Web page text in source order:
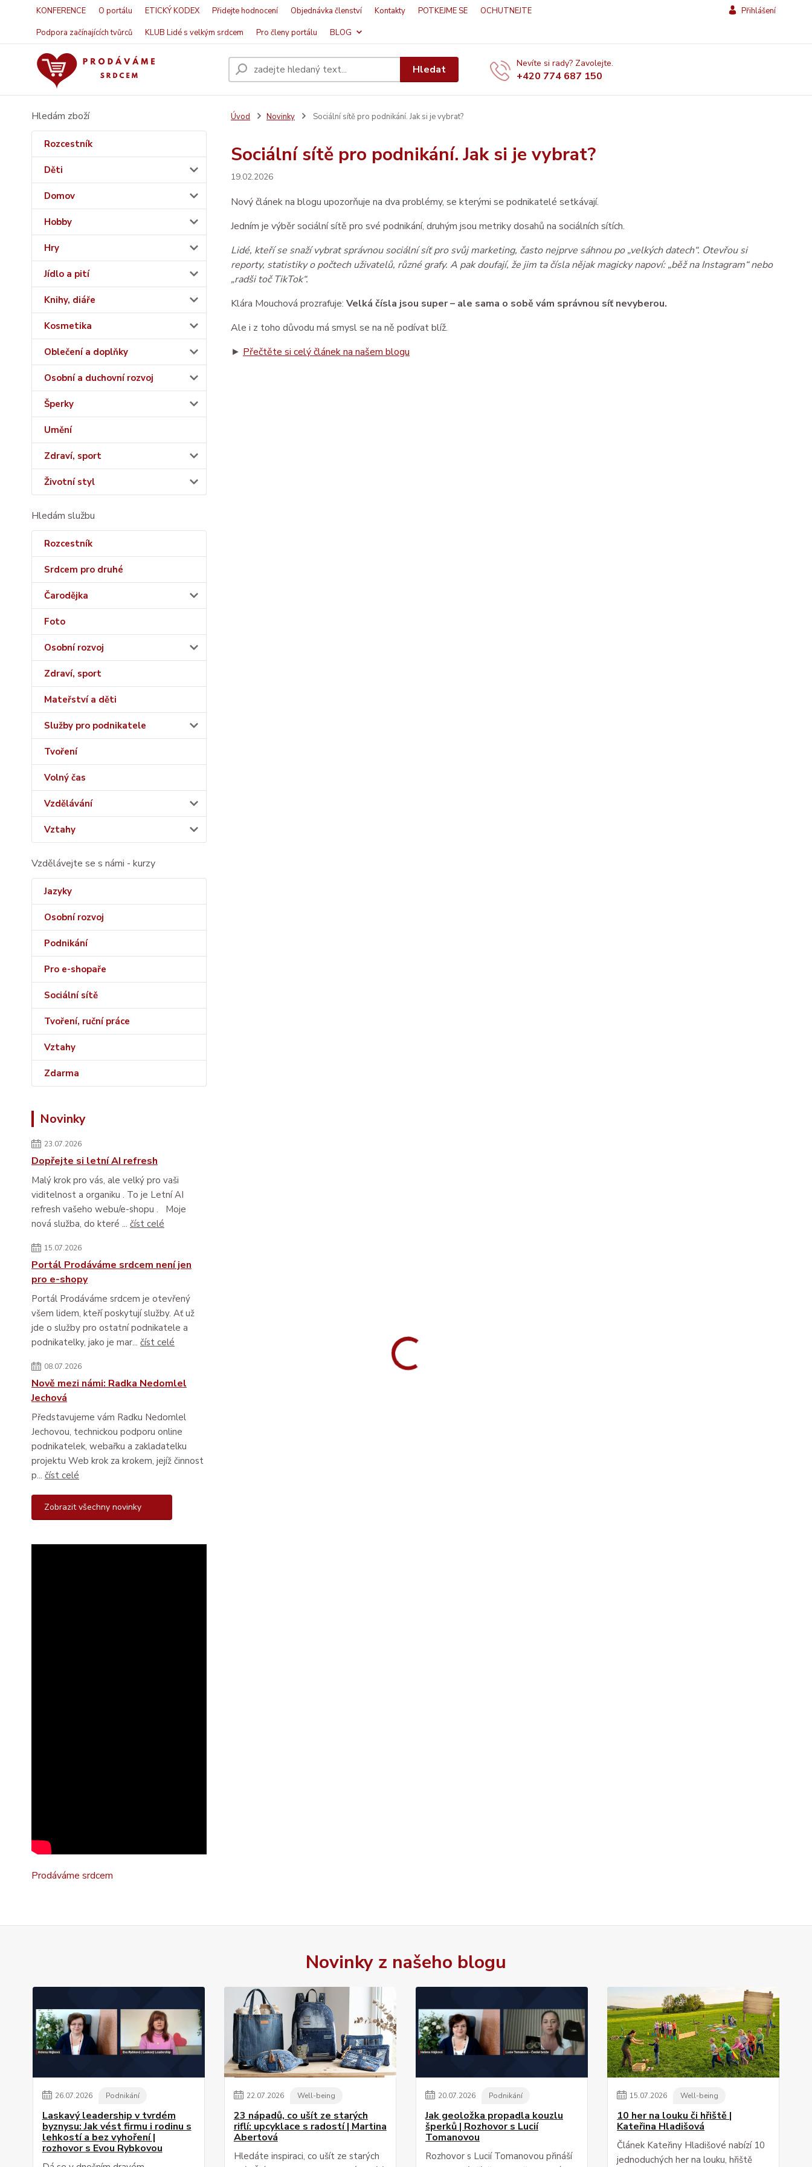
KONFERENCE O portálu ETICKÝ KODEX Přidejte hodnocení Objednávka členství Kontakty POTKEJME SE
OCHUTNEJTE
Podpora začínajících tvůrců
KLUB Lidé s velkým srdcem Pro členy portálu BLOG
Přihlášení
Hledat Nevíte si rady? Zavolejte.
+420 774 687 150
Hledám zboží
Rozcestník
Děti
Domov
Hobby
Hry
Jídlo a pití
Knihy, diáře
Kosmetika
Oblečení a doplňky
Osobní a duchovní rozvoj
Šperky
Umění
Zdraví, sport
Životní styl
Hledám službu
Rozcestník
Srdcem pro druhé
Čarodějka
Foto
Osobní rozvoj
Zdraví, sport
Mateřství a děti
Služby pro podnikatele
Tvoření
Volný čas
Vzdělávání
Vztahy
Vzdělávejte se s námi - kurzy
Jazyky
Osobní rozvoj
Podnikání
Pro e-shopaře
Sociální sítě
Tvoření, ruční práce
Vztahy
Zdarma
Novinky
23.07.2026
Dopřejte si letní AI refresh
Malý krok pro vás, ale velký pro vaši
viditelnost a organiku . To je Letní AI
refresh vašeho webu/e-shopu . Moje
nová služba, do které ... číst celé
15.07.2026
Portál Prodáváme srdcem není jen
pro e-shopy
Portál Prodáváme srdcem je otevřený
všem lidem, kteří poskytují služby. Ať už
jde o služby pro ostatní podnikatele a
podnikatelky, jako je mar... číst celé
08.07.2026
Nově mezi námi: Radka Nedomlel
Jechová
Představujeme vám Radku Nedomlel
Jechovou, technickou podporu online
podnikatelek, webařku a zakladatelku
projektu Web krok za krokem, jejíž činnost
p... číst celé
Zobrazit všechny novinky
Prodáváme srdcem
Úvod Novinky Sociální sítě pro podnikání. Jak si je vybrat?
Sociální sítě pro podnikání. Jak si je vybrat?
19.02.2026
Nový článek na blogu upozorňuje na dva problémy, se kterými se podnikatelé setkávají.
Jedním je výběr sociální sítě pro své podnikání, druhým jsou metriky dosahů na sociálních sítích.
Lidé, kteří se snaží vybrat správnou sociální síť pro svůj marketing, často nejprve sáhnou po „velkých datech“. Otevřou si
reporty, statistiky o počtech uživatelů, různé grafy. A pak doufají, že jim ta čísla nějak magicky napoví: „běž na Instagram“ nebo
„radši toč TikTok“.
Klára Mouchová prozrafuje: Velká čísla jsou super – ale sama o sobě vám správnou síť nevyberou.
Ale i z toho důvodu má smysl se na ně podívat blíž.
► Přečtěte si celý článek na našem blogu
Novinky z našeho blogu
26.07.2026 Podnikání
Laskavý leadership v tvrdém
byznysu: Jak vést firmu i rodinu s
lehkostí a bez vyhoření |
rozhovor s Evou Rybkovou
22.07.2026 Well-being
23 nápadů, co ušít ze starých
riflí: upcyklace s radostí | Martina
Abertová
Hledáte inspiraci, co ušít ze starých
20.07.2026 Podnikání
Jak geoložka propadla kouzlu
šperků | Rozhovor s Lucií
Tomanovou
Rozhovor s Lucií Tomanovou přináší
15.07.2026 Well-being
10 her na louku či hřiště |
Kateřina Hladišová
Článek Kateřiny Hladišové nabízí 10
jednoduchých her na louku, hřiště